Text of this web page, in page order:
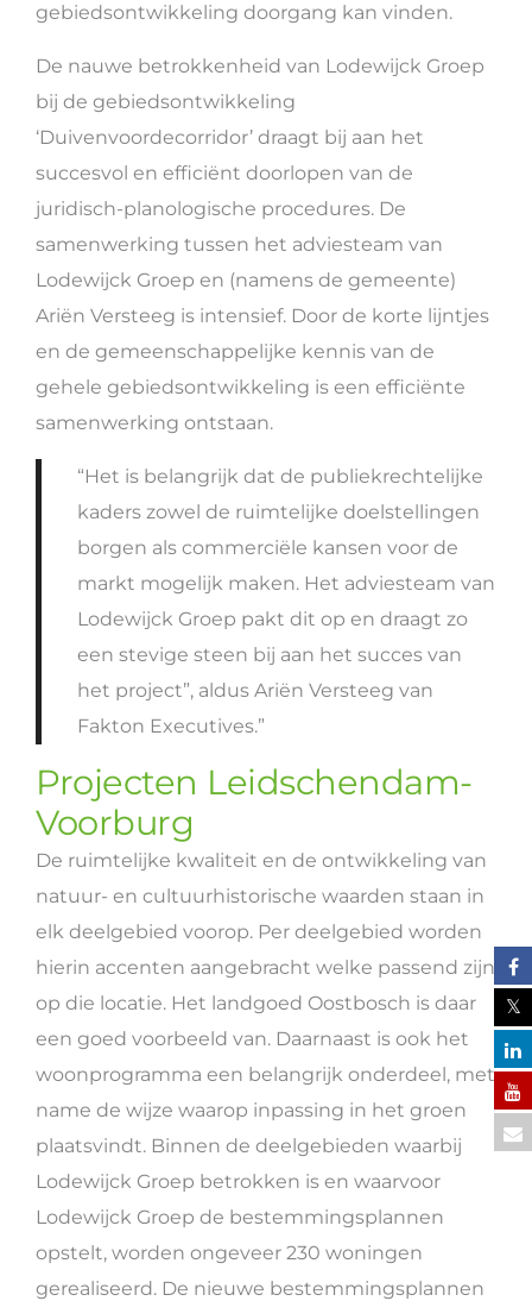
gebiedsontwikkeling doorgang kan vinden.
De nauwe betrokkenheid van Lodewijck Groep
bij de gebiedsontwikkeling
‘Duivenvoordecorridor’ draagt bij aan het
succesvol en efficiënt doorlopen van de
juridisch-planologische procedures. De
samenwerking tussen het adviesteam van
Lodewijck Groep en (namens de gemeente)
Ariën Versteeg is intensief. Door de korte lijntjes
en de gemeenschappelijke kennis van de
gehele gebiedsontwikkeling is een efficiënte
samenwerking ontstaan.
“Het is belangrijk dat de publiekrechtelijke
kaders zowel de ruimtelijke doelstellingen
borgen als commerciële kansen voor de
markt mogelijk maken. Het adviesteam van
Lodewijck Groep pakt dit op en draagt zo
een stevige steen bij aan het succes van
het project”, aldus Ariën Versteeg van
Fakton Executives.”
Projecten Leidschendam-
Voorburg
De ruimtelijke kwaliteit en de ontwikkeling van
natuur- en cultuurhistorische waarden staan in
elk deelgebied voorop. Per deelgebied worden
hierin accenten aangebracht welke passend zijn
op die locatie. Het landgoed Oostbosch is daar
een goed voorbeeld van. Daarnaast is ook het
woonprogramma een belangrijk onderdeel, met
name de wijze waarop inpassing in het groen
plaatsvindt. Binnen de deelgebieden waarbij
Lodewijck Groep betrokken is en waarvoor
Lodewijck Groep de bestemmingsplannen
opstelt, worden ongeveer 230 woningen
gerealiseerd. De nieuwe bestemmingsplannen